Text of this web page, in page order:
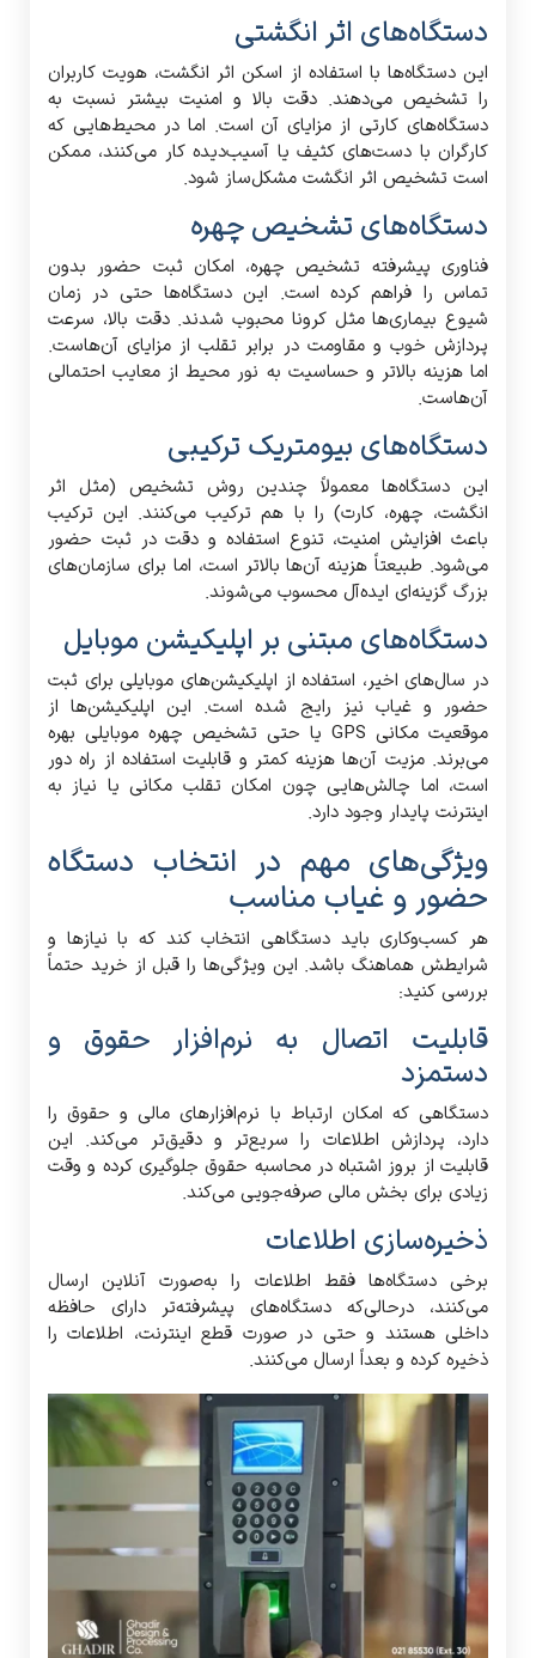
دستگاه‌های اثر انگشتی
این دستگاه‌ها با استفاده از اسکن اثر انگشت، هویت کاربران
را تشخیص می‌دهند. دقت بالا و امنیت بیشتر نسبت به
دستگاه‌های کارتی از مزایای آن است. اما در محیط‌هایی که
کارگران با دست‌های کثیف یا آسیب‌دیده کار می‌کنند، ممکن
است تشخیص اثر انگشت مشکل‌ساز شود.
دستگاه‌های تشخیص چهره
فناوری پیشرفته تشخیص چهره، امکان ثبت حضور بدون
تماس را فراهم کرده است. این دستگاه‌ها حتی در زمان
شیوع بیماری‌ها مثل کرونا محبوب شدند. دقت بالا، سرعت
پردازش خوب و مقاومت در برابر تقلب از مزایای آن‌هاست.
اما هزینه بالاتر و حساسیت به نور محیط از معایب احتمالی
آن‌هاست.
دستگاه‌های بیومتریک ترکیبی
این دستگاه‌ها معمولاً چندین روش تشخیص (مثل اثر
انگشت، چهره، کارت) را با هم ترکیب می‌کنند. این ترکیب
باعث افزایش امنیت، تنوع استفاده و دقت در ثبت حضور
می‌شود. طبیعتاً هزینه آن‌ها بالاتر است، اما برای سازمان‌های
بزرگ گزینه‌ای ایده‌آل محسوب می‌شوند.
دستگاه‌های مبتنی بر اپلیکیشن موبایل
در سال‌های اخیر، استفاده از اپلیکیشن‌های موبایلی برای ثبت
حضور و غیاب نیز رایج شده است. این اپلیکیشن‌ها از
موقعیت مکانی GPS یا حتی تشخیص چهره موبایلی بهره
می‌برند. مزیت آن‌ها هزینه کمتر و قابلیت استفاده از راه دور
است، اما چالش‌هایی چون امکان تقلب مکانی یا نیاز به
اینترنت پایدار وجود دارد.
ویژگی‌های مهم در انتخاب دستگاه
حضور و غیاب مناسب
هر کسب‌وکاری باید دستگاهی انتخاب کند که با نیازها و
شرایطش هماهنگ باشد. این ویژگی‌ها را قبل از خرید حتماً
بررسی کنید:
قابلیت اتصال به نرم‌افزار حقوق و
دستمزد
دستگاهی که امکان ارتباط با نرم‌افزارهای مالی و حقوق را
دارد، پردازش اطلاعات را سریع‌تر و دقیق‌تر می‌کند. این
قابلیت از بروز اشتباه در محاسبه حقوق جلوگیری کرده و وقت
زیادی برای بخش مالی صرفه‌جویی می‌کند.
ذخیره‌سازی اطلاعات
برخی دستگاه‌ها فقط اطلاعات را به‌صورت آنلاین ارسال
می‌کنند، درحالی‌که دستگاه‌های پیشرفته‌تر دارای حافظه
داخلی هستند و حتی در صورت قطع اینترنت، اطلاعات را
ذخیره کرده و بعداً ارسال می‌کنند.